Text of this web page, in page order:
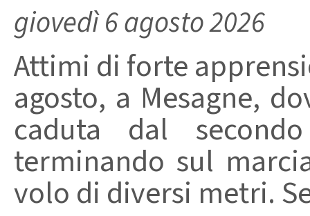
giovedì 6 agosto 2026
Attimi di forte
agosto, a Mesagne,
caduta dal
terminando sul
volo di diversi metri.